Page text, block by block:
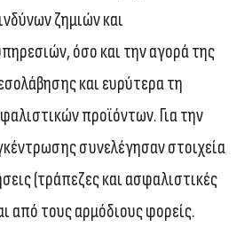
ζημιών και
όσο και την αγορά της
και ευρύτερα τη
προϊόντων. Για την
συνελέγησαν στοιχεία
(τράπεζες και ασφαλιστικές
από τους αρμόδιους φορείς.